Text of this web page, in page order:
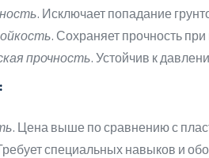
. Исключает попадание
. Сохраняет прочность
прочность. Устойчив к
. Цена выше по сравнению с
специальных навыков и